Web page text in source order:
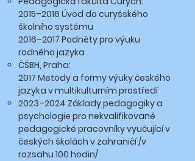
2015–2016 Úvod do curyšského
školního systému
2016–2017 Podněty pro výuku
rodného jazyka
ČŠBH, Praha:
2017 Metody a formy výuky českého
jazyka v multikulturním prostředí
2023–2024 Základy pedagogiky a
psychologie pro nekvalifikované
pedagogické pracovníky vyučující v
českých školách v zahraničí /v
rozsahu 100 hodin/